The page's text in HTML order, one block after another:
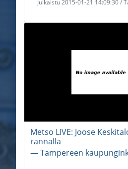
Julkaistu 2015-01-21 14:09:30 /
Metso LIVE: Joose
rannalla
― Tampereen